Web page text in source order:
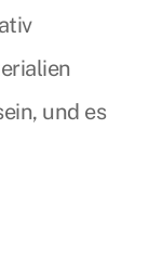
und es